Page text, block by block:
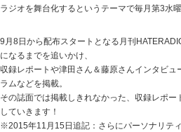
ラジオを舞台化するというテーマで毎月第3水曜
9月8日から配布スタートとなる月刊
になるまでを追いかけ、
収録レポートや津田さん＆藤原さんインタビュ
ラムなどを掲載。
その誌面では掲載しきれなかった、収録レポー
していきます！
※2015年11月15日追記：さらにパーソナリテ